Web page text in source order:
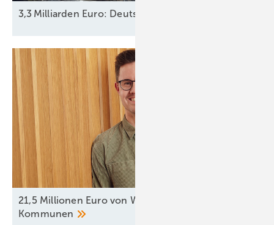
3,3 Milliarden Euro: Deutschland steigt mit 25,1
21,5 Millionen Euro von Wind- und Solarfirmen für
Kommunen